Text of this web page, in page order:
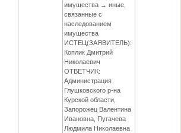
имущества → иные,
связанные с
наследованием
имущества
ИСТЕЦ(ЗАЯВИТЕЛЬ):
Коплик Дмитрий
Николаевич
ОТВЕТЧИК:
Администрация
Глушковского р-на
Курской области,
Запорожец Валентина
Ивановна, Пугачева
Людмила Николаевна